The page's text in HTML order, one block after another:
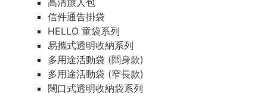
高清旅人包
信件通告掛袋
HELLO 童袋系列
易攜式透明收納系列
多用途活動袋 (闊身款)
多用途活動袋 (窄長款)
闊口式透明收納袋系列